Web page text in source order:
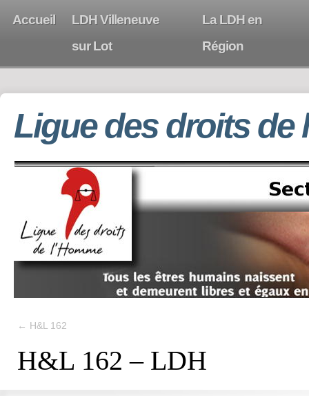
Accueil
LDH Villeneuve
sur Lot
La LDH en
Région
Ligue des droits de
← H&L 162
H&L 162 – LDH